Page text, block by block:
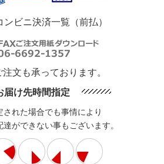
ビニ決済一覧（前払）
注文も承っております。
届け先時間指定
された場合でも事情により
ができない事もございます。